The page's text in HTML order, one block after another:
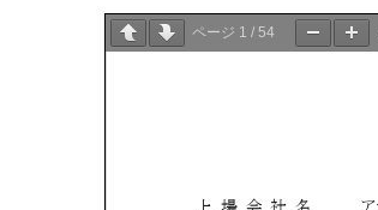
ページ 1 / 54